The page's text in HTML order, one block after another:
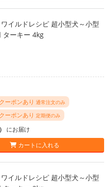
イルドレシピ 超小型犬～小型
ターキー 4kg
ーポンあり 通常注文のみ
ーポンあり 定期便のみ
にお届け
カートに入れる
イルドレシピ 超小型犬～小型